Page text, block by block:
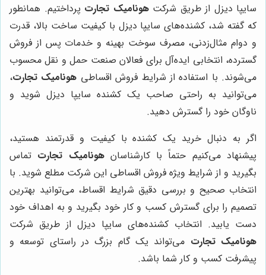
سایپا دیزل از طریق شرکتهونامیک تجارت پرداختیم. همانطور
که گفته شد، کشنده‌های سایپا دیزل با کیفیت ساخت بالا، قدرت
و دوام مثال‌زدنی، مصرف سوخت بهینه و خدمات پس از فروش
گسترده، انتخابی ایده‌آل برای فعالان صنعت حمل و نقل محسوب
می‌شوند. با استفاده از شرایط فروش اقساطی هونامیک تجارت،
می‌توانید به راحتی صاحب یک کشنده سایپا دیزل شوید و
ناوگان خود را گسترش دهید.
اگر به دنبال خرید یک کشنده با کیفیت و قدرتمند هستید،
پیشنهاد می‌کنیم حتماً با کارشناسانهونامیک تجارت تماس
بگیرید و از شرایط ویژه فروش اقساطی این شرکت مطلع شوید. با
انتخاب صحیح و بررسی دقیق شرایط اقساط، می‌توانید بهترین
تصمیم را برای گسترش کسب و کار خود بگیرید و به اهداف خود
دست یابید. انتخاب کشنده‌های سایپا دیزل از طریق شرکت
هونامیک تجارت می‌تواند یک گام بزرگ در راستای توسعه و
پیشرفت کسب و کار شما باشد.